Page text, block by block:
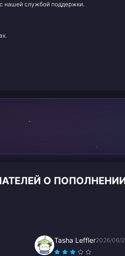
нашей службой поддержки.
О
Tasha Leffler2026/06/